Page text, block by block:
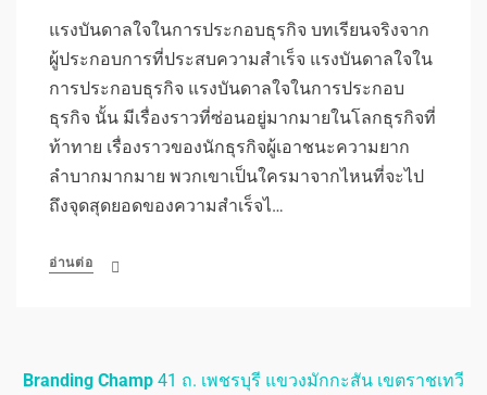
แรงบันดาลใจในการประกอบธุรกิจ บทเรียนจริงจาก
ผู้ประกอบการที่ประสบความสำเร็จ แรงบันดาลใจใน
การประกอบธุรกิจ แรงบันดาลใจในการประกอบ
ธุรกิจ นั้น มีเรื่องราวที่ซ่อนอยู่มากมายในโลกธุรกิจที่
ท้าทาย เรื่องราวของนักธุรกิจผู้เอาชนะความยาก
ลำบากมากมาย พวกเขาเป็นใครมาจากไหนที่จะไป
ถึงจุดสุดยอดของความสำเร็จไ…
อ่านต่อ
Branding Champ 41 ถ. เพชรบุรี แขวงมักกะสัน เขตราชเทวี